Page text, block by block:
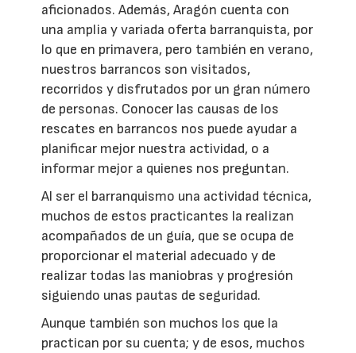
aficionados. Además, Aragón cuenta con
una amplia y variada oferta barranquista, por
lo que en primavera, pero también en verano,
nuestros barrancos son visitados,
recorridos y disfrutados por un gran número
de personas. Conocer las causas de los
rescates en barrancos nos puede ayudar a
planificar mejor nuestra actividad, o a
informar mejor a quienes nos preguntan.
Al ser el barranquismo una actividad técnica,
muchos de estos practicantes la realizan
acompañados de un guía, que se ocupa de
proporcionar el material adecuado y de
realizar todas las maniobras y progresión
siguiendo unas pautas de seguridad.
Aunque también son muchos los que la
practican por su cuenta; y de esos, muchos